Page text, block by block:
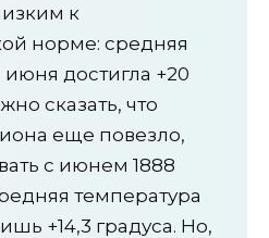
к
норме: средняя
достигла +20
сказать, что
еще повезло,
с июнем 1888
температура
+14,3 градуса. Но,